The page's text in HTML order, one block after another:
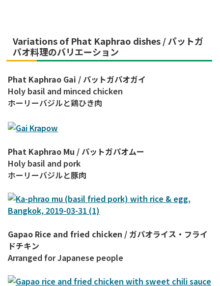
Variations ofPhat Kaphrao dishes / パットガ
パオ料理のバリエーション
Phat Kaphrao Gai / パットガパオガイ
Holy basil and minced chicken
ホーリーバジルと鶏ひき肉
Phat Kaphrao Mu / パットガパオムー
Holy basil and pork
ホーリーバジルと豚肉
Gapao Rice and fried chicken / ガパオライス・フライ
ドチキン
Arranged for Japanese people